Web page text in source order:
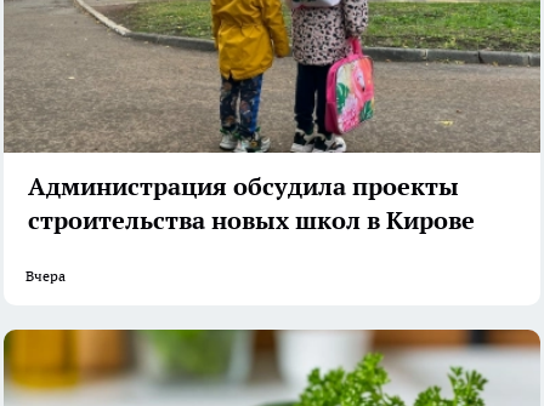
Администрация обсудила проекты
строительства новых школ в Кирове
Вчера